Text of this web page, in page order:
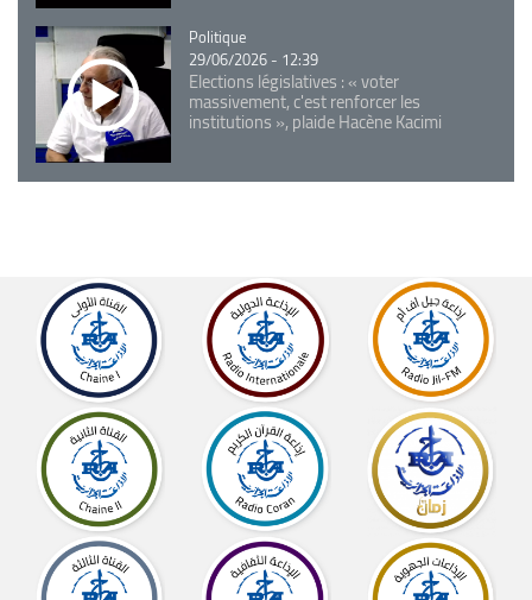
Catégorie
Politique
29/06/2026 - 12:39
Elections législatives : « voter
massivement, c'est renforcer les
institutions », plaide Hacène Kacimi